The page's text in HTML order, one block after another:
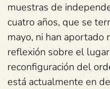
muestras de
cuatro años, que se
mayo, ni han aportado
reflexión sobre el
reconfiguración del
está actualmente en